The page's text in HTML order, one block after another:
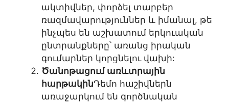
ակտիվներ, փորձել տարբեր
ռազմավարություններ և իմանալ, թե
ինչպես են աշխատում երկուական
ընտրանքները՝ առանց իրական
գումարներ կորցնելու վախի:
Ծանոթացում առևտրային
հարթակինԴեմո հաշիվներն
առաջարկում են գործնական